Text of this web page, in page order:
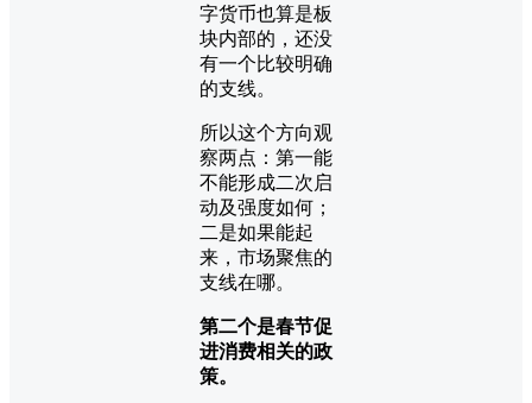
字货币也算是板
块内部的，还没
有一个比较明确
的支线。
所以这个方向观
察两点：第一能
不能形成二次启
动及强度如何；
二是如果能起
来，市场聚焦的
支线在哪。
第二个是春节促
进消费相关的政
策。